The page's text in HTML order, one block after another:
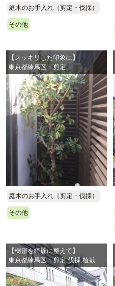
庭木のお手入れ（剪定・伐採）
その他
【スッキリした印象に】
東京都練馬区：剪定
庭木のお手入れ（剪定・伐採）
その他
【樹形を綺麗に整えて】
東京都練馬区：剪定,伐採,植栽